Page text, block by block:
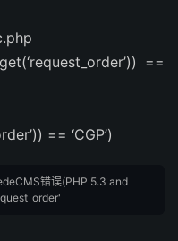
==
== ‘CGP’)
错误(PHP 5.3 and